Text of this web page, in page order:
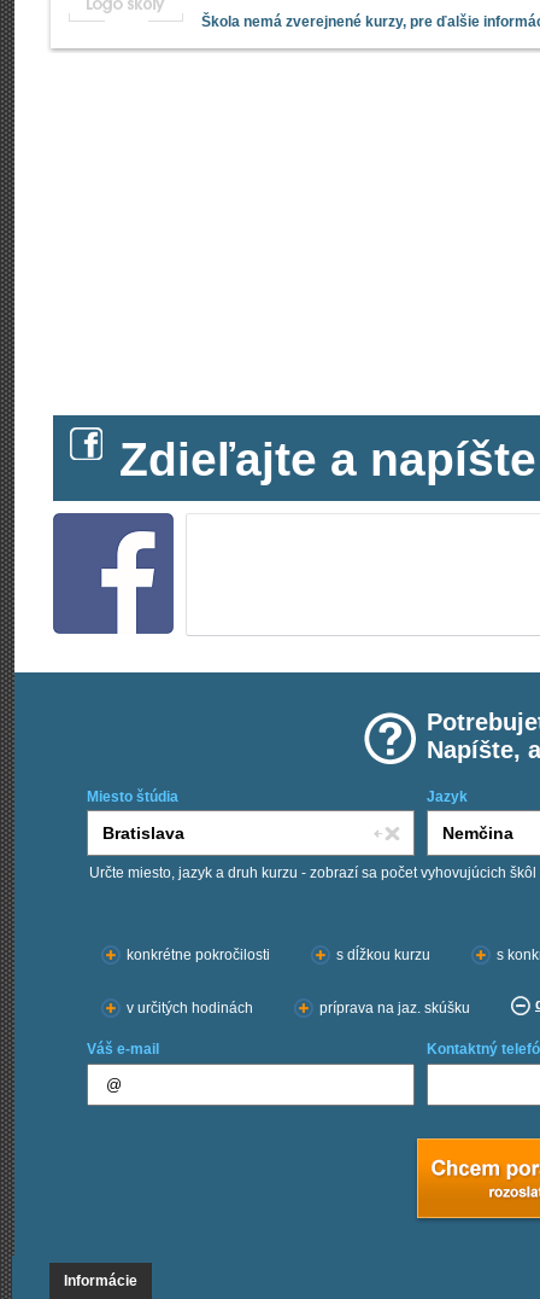
Škola nemá zverejnené kurzy, pre ďalšie
Zdieľajte a
Napíšte,
Miesto štúdia Jazyk
Určte miesto, jazyk a druh kurzu - zobrazí sa počet vyhovujúcich škôl
konkrétne pokročilosti
s dĺžkou kurzu s
v určitých hodinách príprava na jaz. skúšku
Váš e-mail Kontaktný
Informácie